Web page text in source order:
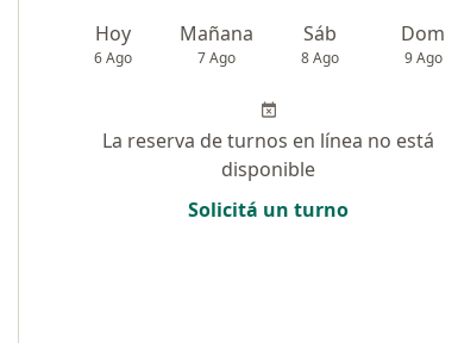
Hoy
6 Ago
Mañana
7 Ago
Sáb
8 Ago
Dom
9 Ago
La reserva de turnos en línea no está
disponible
Solicitá un turno